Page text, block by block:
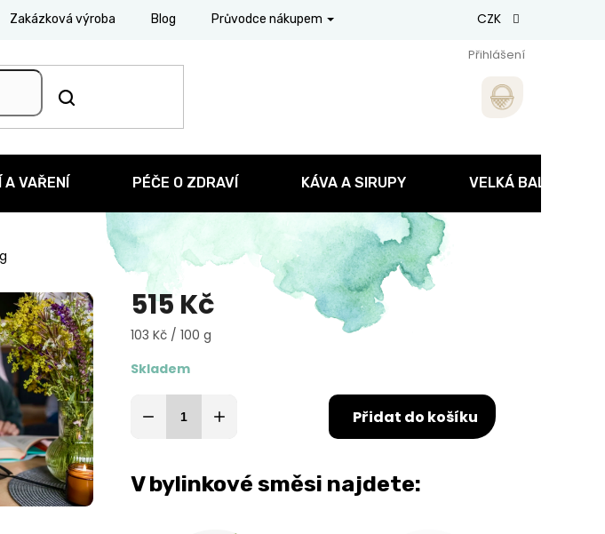
Zakázková výroba Blog Průvodce nákupem CZK
Přihlášení
A VAŘENÍ PÉČE O ZDRAVÍ KÁVA A SIRUPY VELKÁ BALENÍ
515 Kč
Měrná
103 Kč / 100 g
Skladem
Přidat do košíku
V bylinkové směsi najdete: